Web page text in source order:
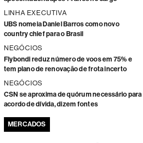
LINHA EXECUTIVA
UBS nomeia Daniel Barros como novo
country chief para o Brasil
NEGÓCIOS
Flybondi reduz número de voos em 75% e
tem plano de renovação de frota incerto
NEGÓCIOS
CSN se aproxima de quórum necessário para
acordo de dívida, dizem fontes
MERCADOS